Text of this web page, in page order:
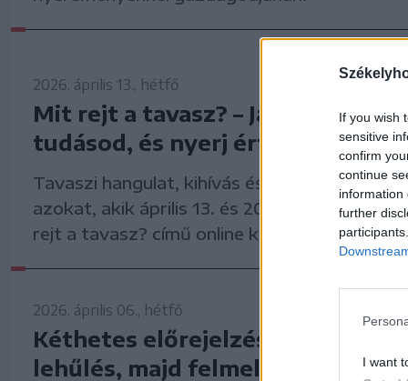
If you wish
sensitive
confirm
continue
information
further
I want
2026. április 13., hétfő
Mit rejt a tavasz? – Játssz,
tudásod, és nyerj értékes
Tavaszi hangulat, kihívás és értékes
azokat, akik április 13. és 20. között részt
rejt a tavasz? című online kvízjátékunkban.
2026. április 06., hétfő
Kéthetes előrejelzés
lehűlés, majd felmelegedés